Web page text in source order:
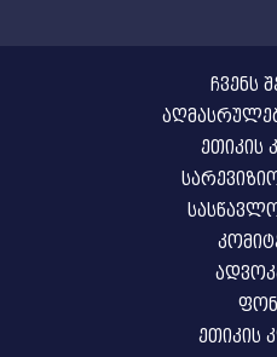
ჩვენს
ეთიკის
ეთიკის